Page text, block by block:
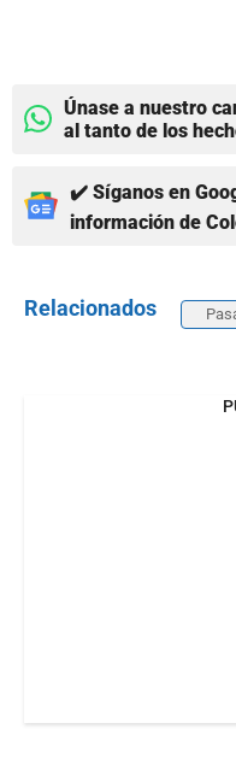
Únase a nuestro
al tanto de los
✔️ Síganos en
información de
Relacionados